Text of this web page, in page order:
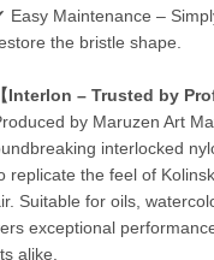
Easy Maintenance –
the bristle shape.
【Interlon – Trusted by
by Maruzen Art
interlocked
replicate the feel of
Suitable for oils,
exceptional
alike.